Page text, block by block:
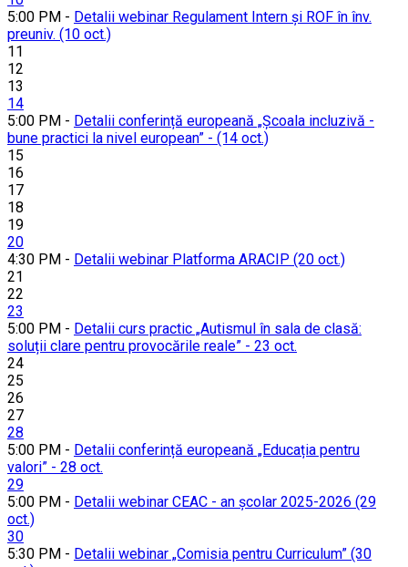
5:00 PM - Detalii webinar Regulament Intern și ROF în înv.
preuniv. (10 oct.)
11
12
13
14
5:00 PM - Detalii conferință europeană „Școala incluzivă -
bune practici la nivel european” - (14 oct.)
15
16
17
18
19
20
4:30 PM - Detalii webinar Platforma ARACIP (20 oct.)
21
22
23
5:00 PM - Detalii curs practic „Autismul în sala de clasă:
soluții clare pentru provocările reale” - 23 oct.
24
25
26
27
28
5:00 PM - Detalii conferință europeană „Educația pentru
valori” - 28 oct.
29
5:00 PM - Detalii webinar CEAC - an școlar 2025-2026 (29
oct.)
30
5:30 PM - Detalii webinar „Comisia pentru Curriculum” (30